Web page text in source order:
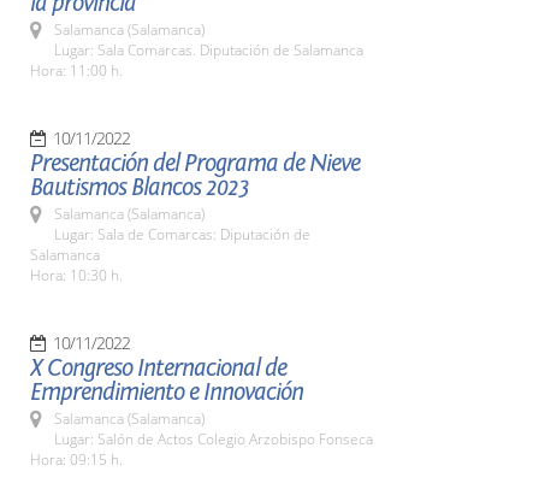
Salamanca (Salamanca)
Lugar: Sala Comarcas. Diputación de Salamanca
Hora: 11:00 h.
10/11/2022
Presentación del Programa de Nieve
Bautismos Blancos 2023
Salamanca (Salamanca)
Lugar: Sala de Comarcas: Diputación de
Salamanca
Hora: 10:30 h.
10/11/2022
X Congreso Internacional de
Emprendimiento e Innovación
Salamanca (Salamanca)
Lugar: Salón de Actos Colegio Arzobispo Fonseca
Hora: 09:15 h.